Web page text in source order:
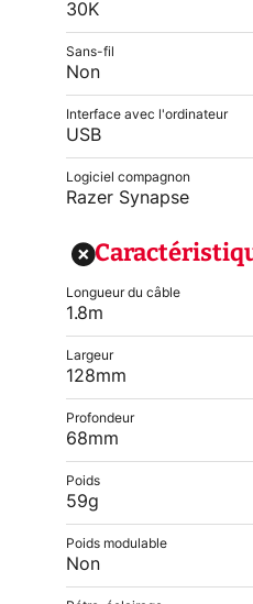
30K
Sans-fil
Non
Interface avec l'ordinateur
USB
Logiciel compagnon
Razer Synapse
Longueur du câble
1.8m
Largeur
128mm
Profondeur
68mm
Poids
59g
Poids modulable
Non